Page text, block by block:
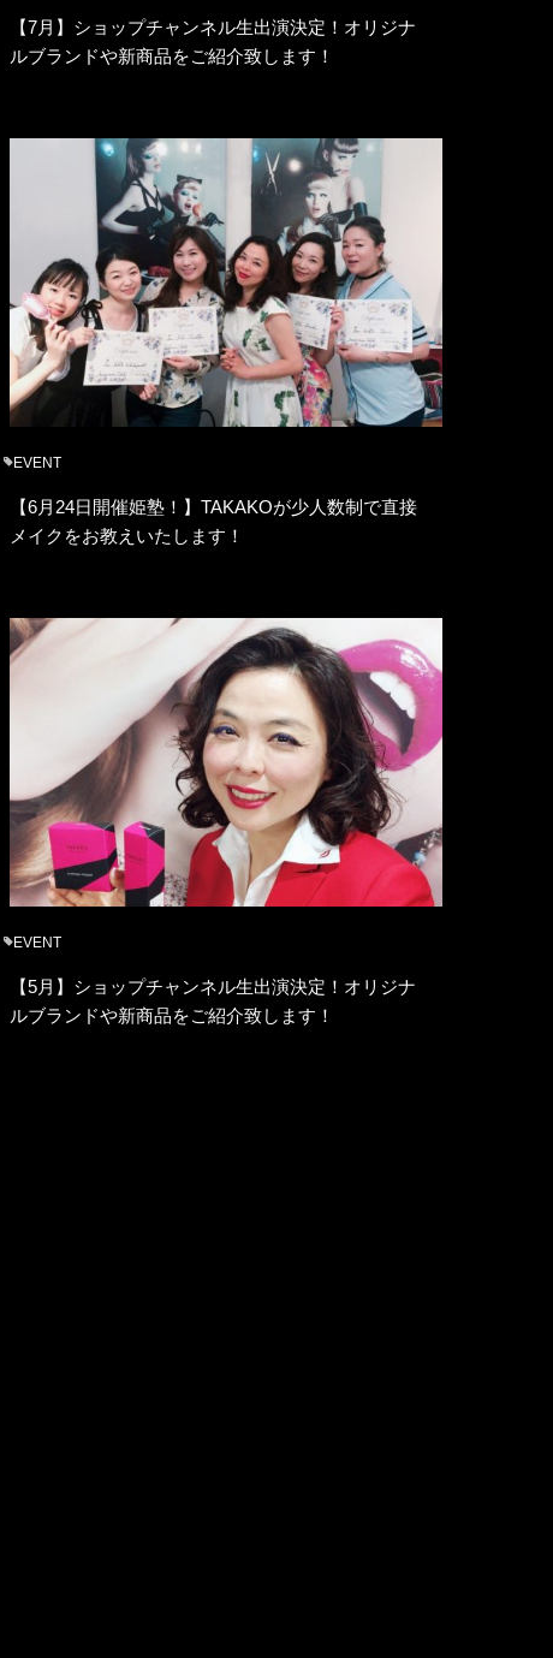
【7月】ショップチャンネル生出演決定！オリジナ
ルブランドや新商品をご紹介致します！
EVENT
【6月24日開催姫塾！】TAKAKOが少人数制で直接
メイクをお教えいたします！
EVENT
【5月】ショップチャンネル生出演決定！オリジナ
ルブランドや新商品をご紹介致します！